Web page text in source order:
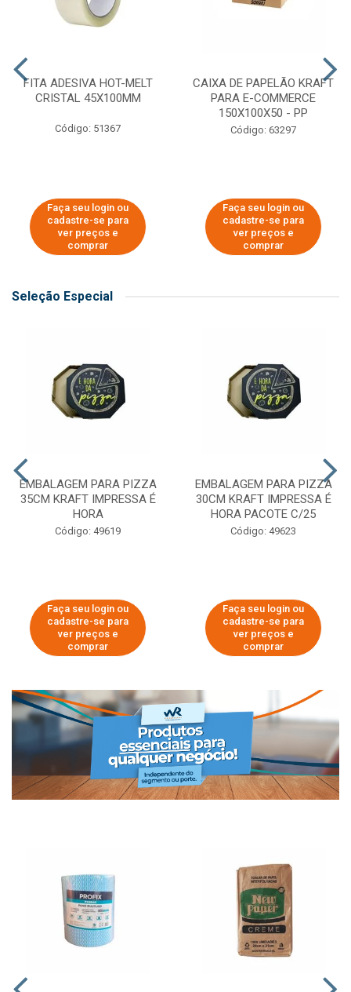
FITA ADESIVA HOT-MELT
CRISTAL 45X100MM
Código: 51367
Faça seu login ou
cadastre-se para
ver preços e
comprar
CAIXA DE PAPELÃO KRAFT
PARA E-COMMERCE
150X100X50 - PP
Código: 63297
Faça seu login ou
cadastre-se para
ver preços e
comprar
Seleção Especial
EMBALAGEM PARA PIZZA
35CM KRAFT IMPRESSA É
HORA
Código: 49619
Faça seu login ou
cadastre-se para
ver preços e
comprar
EMBALAGEM PARA PIZZA
30CM KRAFT IMPRESSA É
HORA PACOTE C/25
Código: 49623
Faça seu login ou
cadastre-se para
ver preços e
comprar